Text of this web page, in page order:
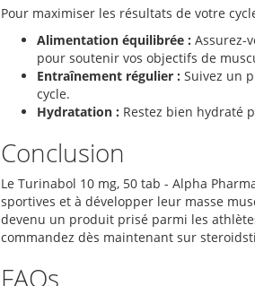
Pour maximiser les résultats de votre
Alimentation équilibrée : Assurez-
pour soutenir vos objectifs de
Entraînement régulier : Suivez un
cycle.
Hydratation : Restez bien hydraté
Conclusion
Le Turinabol 10 mg, 50 tab - Alpha
sportives et à développer leur masse
devenu un produit prisé parmi les
commandez dès maintenant sur
FAQs